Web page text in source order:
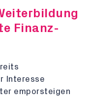
Finanz-
Interesse
emporsteigen